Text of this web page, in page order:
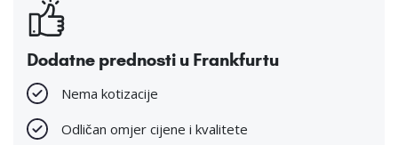
Dodatne prednosti u Frankfurtu
Nema kotizacije
Odličan omjer cijene i kvalitete